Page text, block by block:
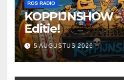
ROS RADIO
KOPPIJNSHOW
Editie!
5 AUGUSTUS 2026